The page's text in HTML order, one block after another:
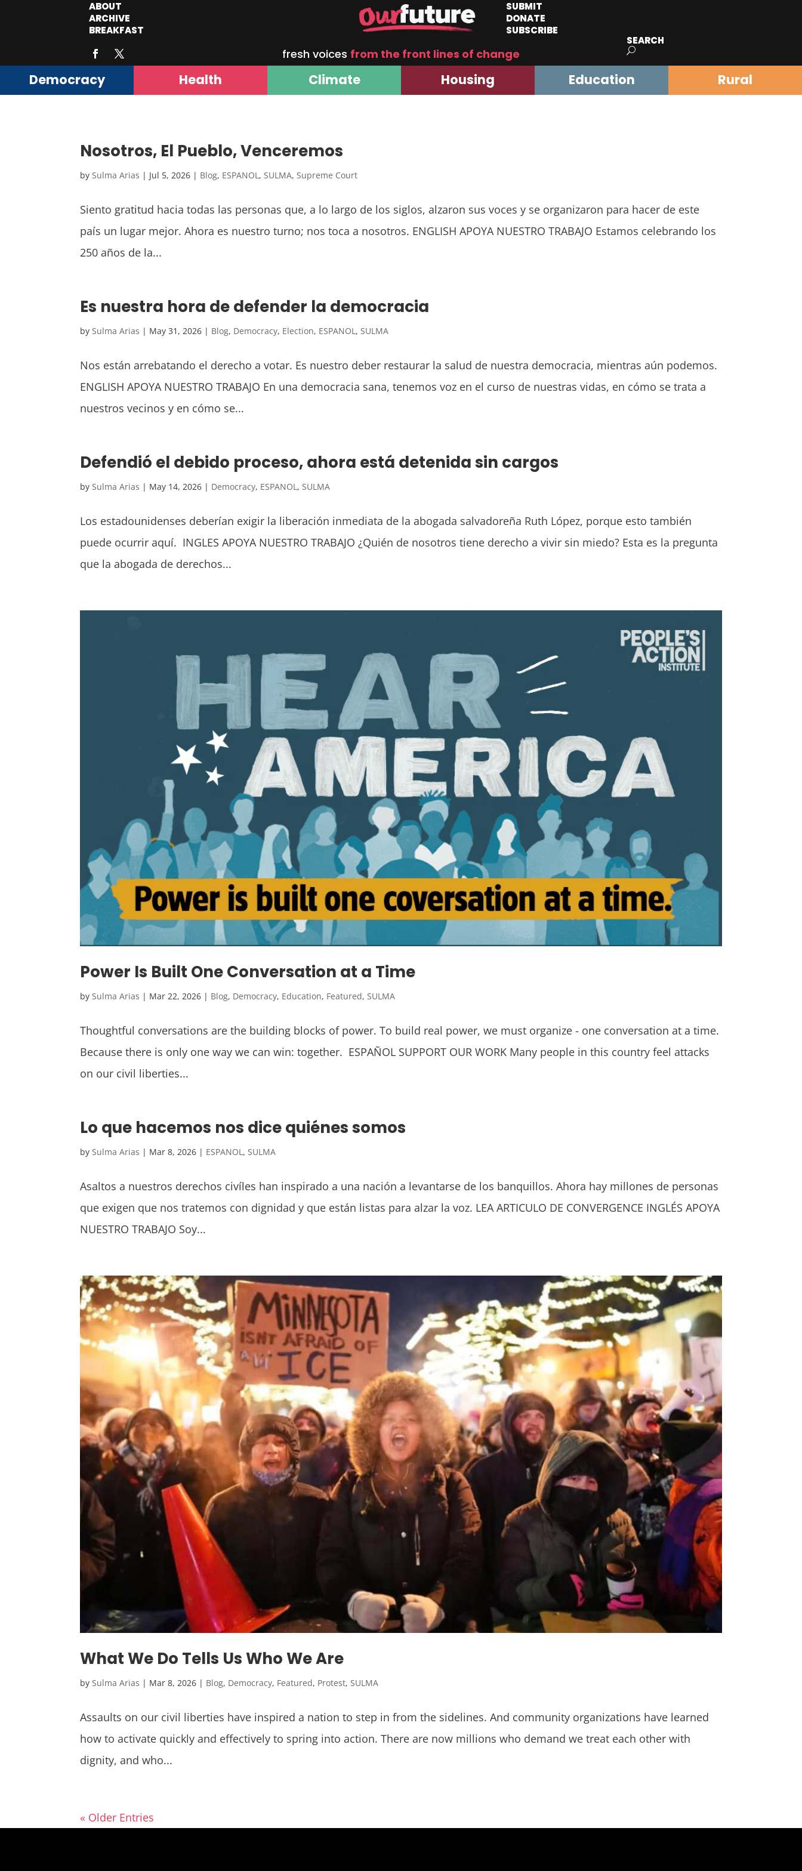
ABOUT
ARCHIVE
BREAKFAST
SUBMIT
DONATE
SUBSCRIBE
fresh voices from the front lines of change
SEARCH
Democracy Health Climate Housing Education Rural
Nosotros, El Pueblo, Venceremos
bySulma Arias | Jul 5, 2026 | Blog, ESPANOL,SULMA,Supreme Court
Siento gratitud hacia todas las personas que, a lo largo de los siglos, alzaron sus voces y se organizaron para hacer de este
país un lugar mejor. Ahora es nuestro turno; nos toca a nosotros. ENGLISH APOYA NUESTRO TRABAJO Estamos celebrando los
250 años de la...
Es nuestra hora de defender la democracia
bySulma Arias | May 31, 2026 | Blog, Democracy, Election, ESPANOL,SULMA
Nos están arrebatando el derecho a votar. Es nuestro deber restaurar la salud de nuestra democracia, mientras aún podemos.
ENGLISH APOYA NUESTRO TRABAJO En una democracia sana, tenemos voz en el curso de nuestras vidas, en cómo se trata a
nuestros vecinos y en cómo se...
Defendió el debido proceso, ahora está detenida sin cargos
bySulma Arias | May 14, 2026 | Democracy, ESPANOL,SULMA
Los estadounidenses deberían exigir la liberación inmediata de la abogada salvadoreña Ruth López, porque esto también
puede ocurrir aquí. INGLES APOYA NUESTRO TRABAJO ¿Quién de nosotros tiene derecho a vivir sin miedo? Esta es la pregunta
que la abogada de derechos...
Power Is Built One Conversation at a Time
bySulma Arias | Mar 22, 2026 | Blog, Democracy, Education, Featured,SULMA
Thoughtful conversations are the building blocks of power. To build real power, we must organize - one conversation at a time.
Because there is only one way we can win: together. ESPAÑOL SUPPORT OUR WORK Many people in this country feel attacks
on our civil liberties...
Lo que hacemos nos dice quiénes somos
bySulma Arias | Mar 8, 2026 | ESPANOL,SULMA
Asaltos a nuestros derechos civíles han inspirado a una nación a levantarse de los banquillos. Ahora hay millones de personas
que exigen que nos tratemos con dignidad y que están listas para alzar la voz. LEA ARTICULO DE CONVERGENCE INGLÉS APOYA
NUESTRO TRABAJO Soy...
What We Do Tells Us Who We Are
bySulma Arias | Mar 8, 2026 | Blog, Democracy, Featured, Protest,SULMA
Assaults on our civil liberties have inspired a nation to step in from the sidelines. And community organizations have learned
how to activate quickly and effectively to spring into action. There are now millions who demand we treat each other with
dignity, and who...
« Older Entries